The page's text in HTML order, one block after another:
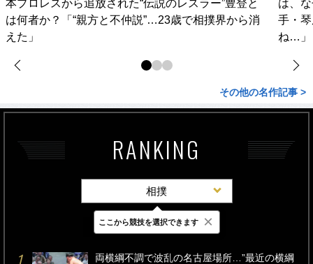
本プロレスから追放された“伝説のレスラー”豊登と
は何者か？「“親方と不仲説”…23歳で相撲界から消
えた」
は、
手・
ね…」
その他の名作記事 >
RANKING
相撲
最新 24時間 週間
両横綱不調で波乱の名古屋場所…”最近の横綱
ここから競技を選択できます ×